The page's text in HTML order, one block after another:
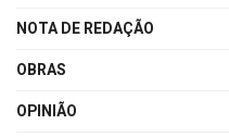
NOTA DE REDAÇÃO
OBRAS
OPINIÃO